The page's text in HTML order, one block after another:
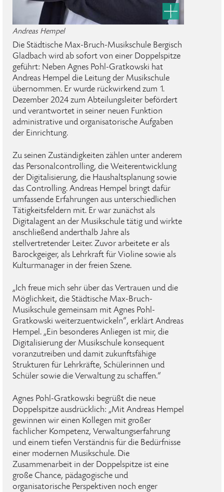
Andreas Hempel
Die Städtische Max-Bruch-Musikschule Bergisch
Gladbach wird ab sofort von einer Doppelspitze
geführt: Neben Agnes Pohl-Gratkowski hat
Andreas Hempel die Leitung der Musikschule
übernommen. Er wurde rückwirkend zum 1.
Dezember 2024 zum Abteilungsleiter befördert
und verantwortet in seiner neuen Funktion
administrative und organisatorische Aufgaben
der Einrichtung.
Zu seinen Zuständigkeiten zählen unter anderem
das Personalcontrolling, die Weiterentwicklung
der Digitalisierung, die Haushaltsplanung sowie
das Controlling. Andreas Hempel bringt dafür
umfassende Erfahrungen aus unterschiedlichen
Tätigkeitsfeldern mit. Er war zunächst als
Digitalagent an der Musikschule tätig und wirkte
anschließend anderthalb Jahre als
stellvertretender Leiter. Zuvor arbeitete er als
Barockgeiger, als Lehrkraft für Violine sowie als
Kulturmanager in der freien Szene.
„Ich freue mich sehr über das Vertrauen und die
Möglichkeit, die Städtische Max-Bruch-
Musikschule gemeinsam mit Agnes Pohl-
Gratkowski weiterzuentwickeln“, erklärt Andreas
Hempel. „Ein besonderes Anliegen ist mir, die
Digitalisierung der Musikschule konsequent
voranzutreiben und damit zukunftsfähige
Strukturen für Lehrkräfte, Schülerinnen und
Schüler sowie die Verwaltung zu schaffen.“
Agnes Pohl-Gratkowski begrüßt die neue
Doppelspitze ausdrücklich: „Mit Andreas Hempel
gewinnen wir einen Kollegen mit großer
fachlicher Kompetenz, Verwaltungserfahrung
und einem tiefen Verständnis für die Bedürfnisse
einer modernen Musikschule. Die
Zusammenarbeit in der Doppelspitze ist eine
große Chance, pädagogische und
organisatorische Perspektiven noch enger